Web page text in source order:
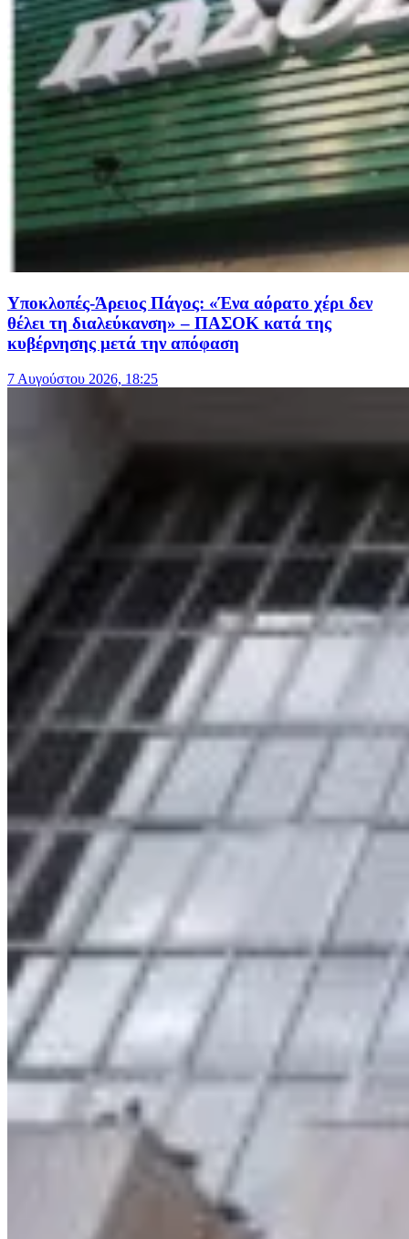
Υποκλοπές-Άρειος Πάγος: «Ένα αόρατο χέρι δεν
θέλει τη διαλεύκανση» – ΠΑΣΟΚ κατά της
κυβέρνησης μετά την απόφαση
7 Αυγούστου 2026, 18:25